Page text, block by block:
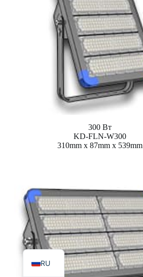
300 Вт
KD-FLN-W300
310mm x 87mm x 539mm
RU
EN
ES
FR
PT